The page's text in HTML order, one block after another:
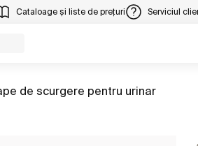
Cataloage și liste de prețuri Serviciul
la
de scurgere pentru urinar